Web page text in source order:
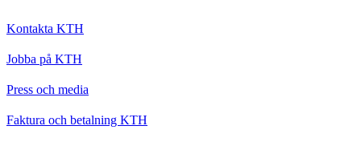
Kontakta KTH
Jobba på KTH
Press och media
Faktura och betalning KTH